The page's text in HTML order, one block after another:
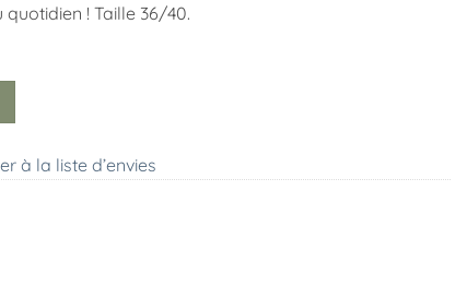
! Taille 36/40.
à la liste d’envies